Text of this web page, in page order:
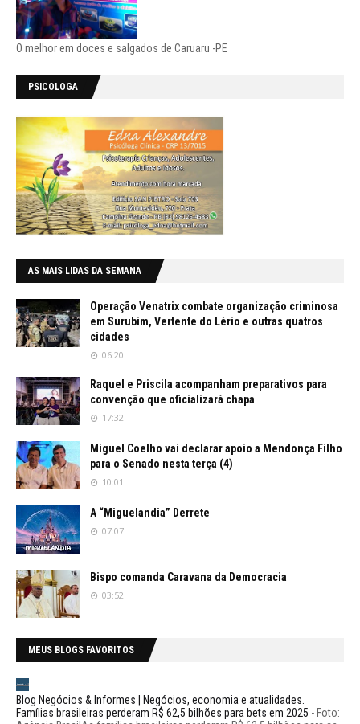
O melhor em doces e salgados de Caruaru -PE
PSICOLOGA
AS MAIS LIDAS DA SEMANA
Operação Venatrix combate organização criminosa
em Surubim, Vertente do Lério e outras quatros
cidades
06:20
Raquel e Priscila acompanham preparativos para
convenção que oficializará chapa
17:32
Miguel Coelho vai declarar apoio a Mendonça Filho
para o Senado nesta terça (4)
10:01
A “Miguelandia” Derrete
07:07
Bispo comanda Caravana da Democracia
03:52
MEUS BLOGS FAVORITOS
Blog Negócios & Informes | Negócios, economia e atualidades.
Famílias brasileiras perderam R$ 62,5 bilhões para bets em 2025 - Foto: